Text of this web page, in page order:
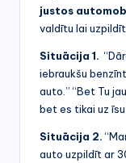
justos
valdītu lai
Situācija 1.
iebraukšu
auto.” “Bet Tu
bet es tikai uz
Situācija 2.
auto uzpildīt ar